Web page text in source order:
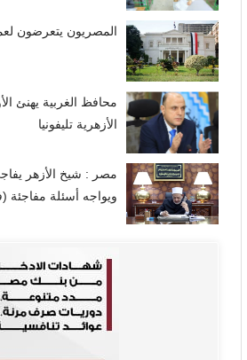
المصريون يتعرضون
محافظ الغربية يهنئ
الأزهرية تليفونيا
مصر : شيخ الأزهر
ويواجه أسئلة مفاجئة